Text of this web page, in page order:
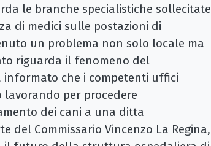
le branche specialistiche sollecitate
di medici sulle postazioni di
un problema non solo locale ma
riguarda il fenomeno del
informato che i competenti uffici
lavorando per procedere
dei cani a una ditta
del Commissario Vincenzo La Regina,